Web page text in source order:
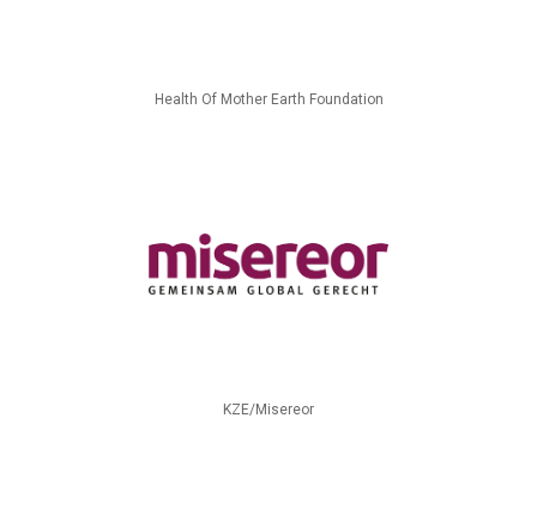
Health Of Mother Earth Foundation
KZE/Misereor